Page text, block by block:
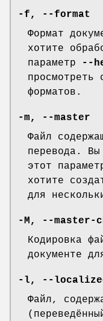
-f,
--format
Формат
хотите
параметр
--
просмотреть
форматов.
-m,
--master
Файл
перевода. Вы
этот
хотите
для
-M,
--master-
Кодировка
документе
-l,
--
Файл,